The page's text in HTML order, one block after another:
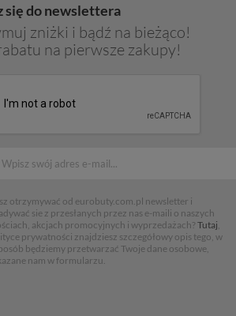
się do newslettera
zniżki i bądź na bieżąco!
na pierwsze zakupy!
otrzymywać od eurobuty.com.pl newsletter i
sie z przesłanych przez nas e-maili o naszych
akcjach promocyjnych i wyprzedażach? Tutaj,
prywatności znajdziesz szczegółowy opis tego, w
będziemy przetwarzać Twoje dane osobowe,
nam w formularzu.